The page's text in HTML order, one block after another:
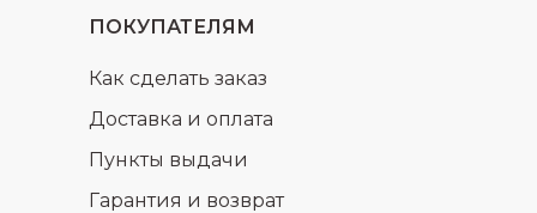
ПОКУПАТЕЛЯМ
Доставка и оплата
Гарантия и возврат
Пункты выдачи
Как сделать заказ